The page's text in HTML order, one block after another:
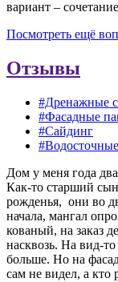
вариант –
Посмотреть ещё
Отзывы
#Дренажные
#Фасадные
#Сайдинг
Дом у меня года
Как-то старший сын
рожденья, они во
начала, мангал
кованый, на заказ
насквозь. На вид-
больше. Но на
сам не видел, а кто